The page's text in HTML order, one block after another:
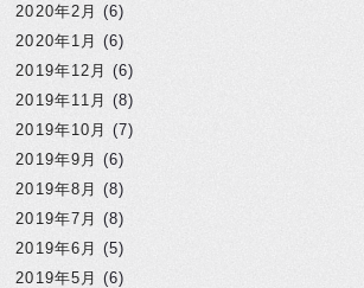
2020年2月 (6)
2020年1月 (6)
2019年12月 (6)
2019年11月 (8)
2019年10月 (7)
2019年9月 (6)
2019年8月 (8)
2019年7月 (8)
2019年6月 (5)
2019年5月 (6)